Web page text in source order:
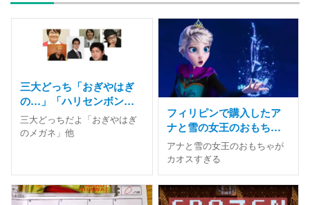
三大どっち「おぎやはぎ
の…」「ハリセンボン
の…」「サンドウィッチ
マンの…」
三大どっちだよ「おぎやはぎ
のメガネ」他
フィリピンで購入したア
ナと雪の女王のおもちゃ
がカオスすぎると話題に
アナと雪の女王のおもちゃが
カオスすぎる